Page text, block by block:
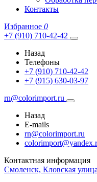
Контакты
Избранное 0
+7 (910) 710-42-42
Назад
Телефоны
+7 (910) 710-42-42
+7 (915) 630-03-97
rn@colorimport.ru
Назад
E-mails
rn@colorimport.ru
Контактная информация
Смоленск, Кловская